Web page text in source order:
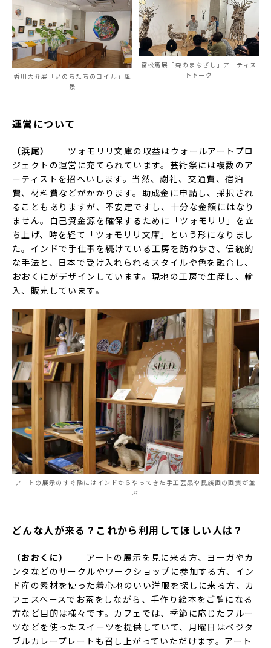
香川大介展「いのちたちのコイル」風
景
富松篤展「森のまなざし」アーティス
トトーク
運営について
（浜尾）
ツォモリリ文庫の収益はウォールアートプロ
ジェクトの運営に充てられています。芸術祭には複数のア
ーティストを招へいします。当然、謝礼、交通費、宿泊
費、材料費などがかかります。助成金に申請し、採択され
ることもありますが、不安定ですし、十分な金額にはなり
ません。自己資金源を確保するために「ツォモリリ」を立
ち上げ、時を経て「ツォモリリ文庫」という形になりまし
た。インドで手仕事を続けている工房を訪ね歩き、伝統的
な手法と、日本で受け入れられるスタイルや色を融合し、
おおくにがデザインしています。現地の工房で生産し、輸
入、販売しています。
アートの展示のすぐ隣にはインドからやってきた手工芸品や民族画の画集が並
ぶ
どんな人が来る？これから利用してほしい人は？
（おおくに）
アートの展示を見に来る方、ヨーガやカ
ンタなどのサークルやワークショップに参加する方、イン
ド産の素材を使った着心地のいい洋服を探しに来る方、カ
フェスペースでお茶をしながら、手作り絵本をご覧になる
方など目的は様々です。カフェでは、季節に応じたフルー
ツなどを使ったスイーツを提供していて、月曜日はベジタ
ブルカレープレートも召し上がっていただけます。アート